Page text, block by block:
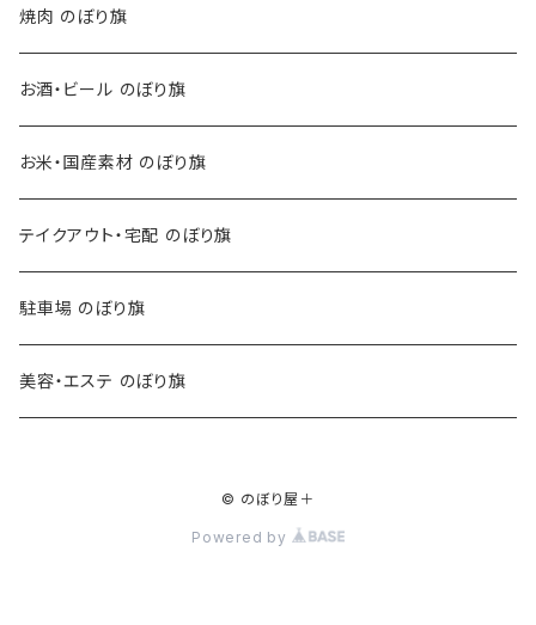
焼肉 のぼり旗
お酒・ビール のぼり旗
お米・国産素材 のぼり旗
テイクアウト・宅配 のぼり旗
駐車場 のぼり旗
美容・エステ のぼり旗
© のぼり屋＋
Powered by